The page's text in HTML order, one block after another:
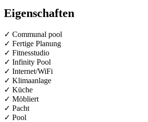
Eigenschaften
✓ Communal pool
✓ Fertige Planung
✓ Fitnesstudio
✓ Infinity Pool
✓ Internet/WiFi
✓ Klimaanlage
✓ Küche
✓ Möbliert
✓ Pacht
✓ Pool